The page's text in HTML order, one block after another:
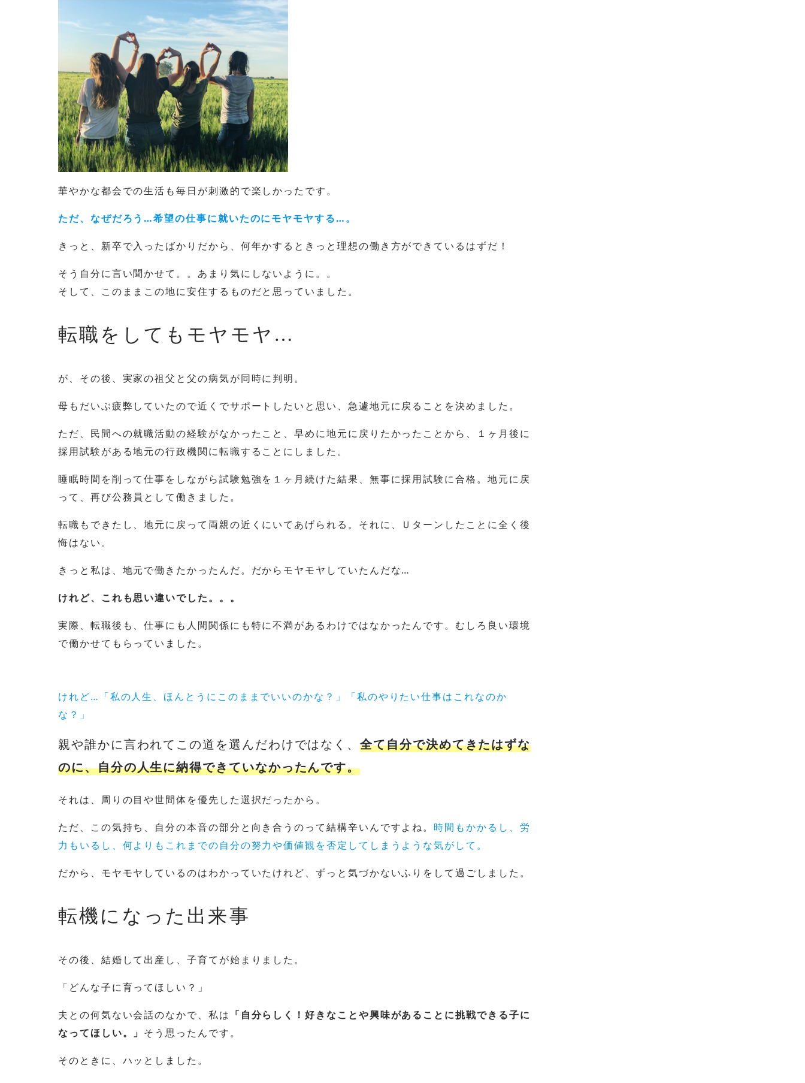
華やかな都会での生活も毎日が刺激的で楽しかったです。
ただ、なぜだろう…希望の仕事に就いたのにモヤモヤする…。
きっと、新卒で入ったばかりだから、何年かするときっと理想の働き方ができているはずだ！
そう自分に言い聞かせて。。あまり気にしないように。。
そして、このままこの地に安住するものだと思っていました。
転職をしてもモヤモヤ…
が、その後、実家の祖父と父の病気が同時に判明。
母もだいぶ疲弊していたので近くでサポートしたいと思い、急遽地元に戻ることを決めました。
ただ、民間への就職活動の経験がなかったこと、早めに地元に戻りたかったことから、１ヶ月後に
採用試験がある地元の行政機関に転職することにしました。
睡眠時間を削って仕事をしながら試験勉強を１ヶ月続けた結果、無事に採用試験に合格。地元に戻
って、再び公務員として働きました。
転職もできたし、地元に戻って両親の近くにいてあげられる。それに、Ｕターンしたことに全く後
悔はない。
きっと私は、地元で働きたかったんだ。だからモヤモヤしていたんだな…
けれど、これも思い違いでした。。。
実際、転職後も、仕事にも人間関係にも特に不満があるわけではなかったんです。むしろ良い環境
で働かせてもらっていました。
けれど…「私の人生、ほんとうにこのままでいいのかな？」「私のやりたい仕事はこれなのか
な？」
親や誰かに言われてこの道を選んだわけではなく、全て自分で決めてきたはずな
のに、自分の人生に納得できていなかったんです。
それは、周りの目や世間体を優先した選択だったから。
ただ、この気持ち、自分の本音の部分と向き合うのって結構辛いんですよね。 時間もかかるし、労
力もいるし、何よりもこれまでの自分の努力や価値観を否定してしまうような気がして。
だから、モヤモヤしているのはわかっていたけれど、ずっと気づかないふりをして過ごしました。
転機になった出来事
その後、結婚して出産し、子育てが始まりました。
「どんな子に育ってほしい？」
夫との何気ない会話のなかで、私は 「自分らしく！好きなことや興味があることに挑戦できる子に
なってほしい。」 そう思ったんです。
そのときに、ハッとしました。